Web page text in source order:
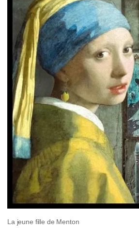
La jeune fille de Menton